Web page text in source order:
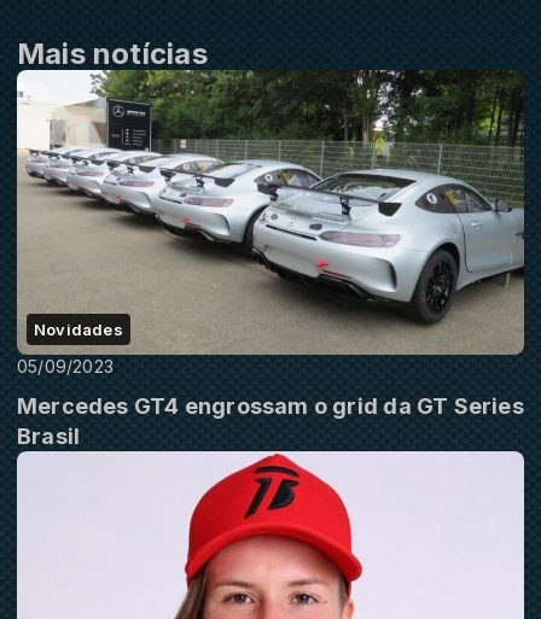
Mais notícias
Novidades
05/09/2023
Mercedes GT4 engrossam o grid da GT Series
Brasil